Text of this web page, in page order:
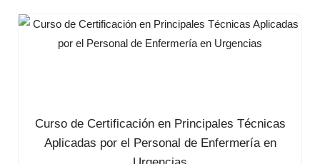
Curso de Certificación en Principales Técnicas
Aplicadas por el Personal de Enfermería en